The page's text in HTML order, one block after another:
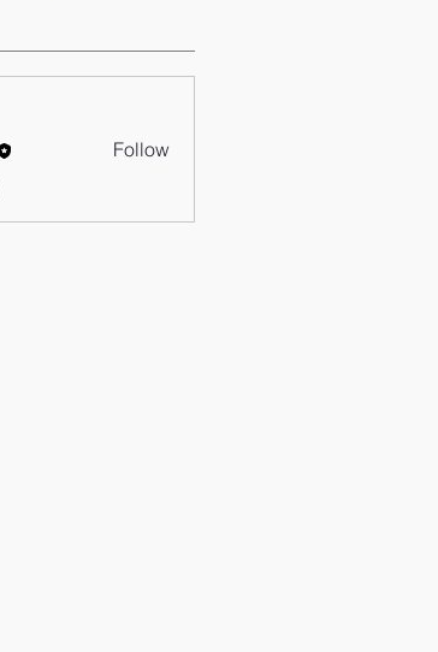
Follow